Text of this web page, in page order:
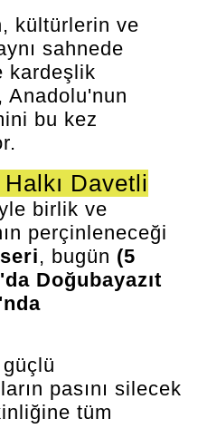
kültürlerin ve
sahnede
kardeşlik
Anadolu'nun
bu kez
Davetli
birlik ve
perçinleneceği
, bugün (5
Doğubayazıt
pasını silecek
tüm